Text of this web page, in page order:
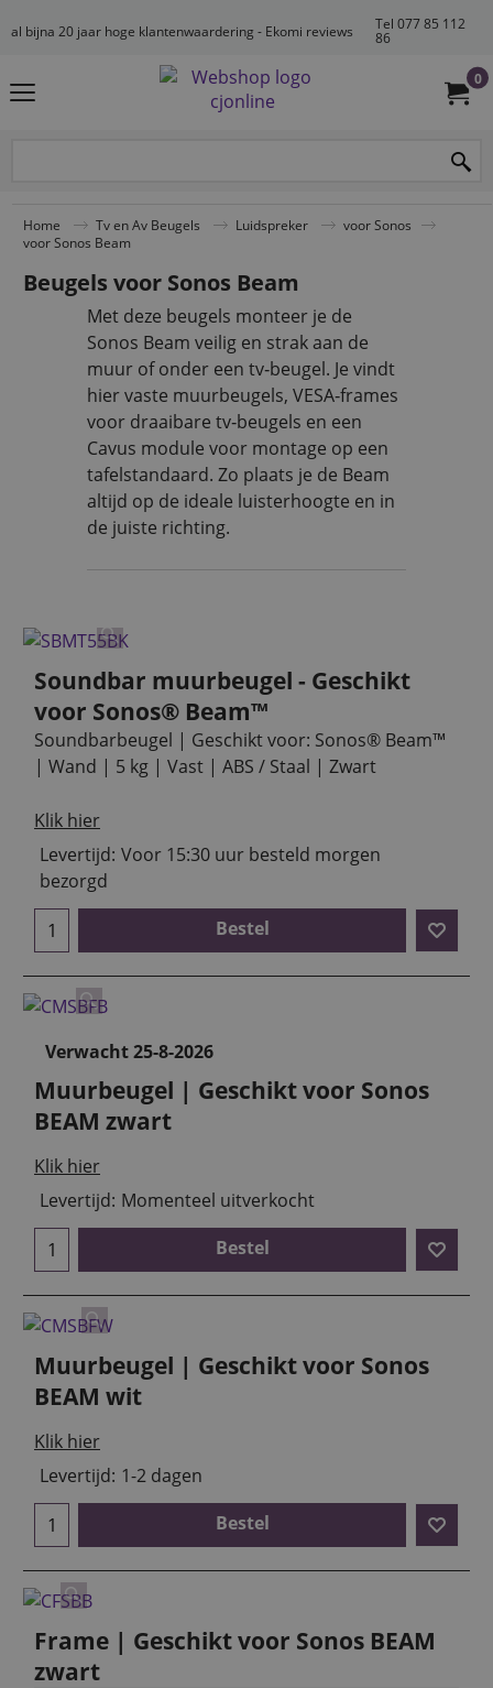
al bijna 20 jaar hoge klantenwaardering - Ekomi reviews
Tel 077 85 112
86
0
Home Tv en Av Beugels Luidspreker
voor Sonos
voor Sonos Beam
Beugels voor Sonos Beam
Met deze beugels monteer je de
Sonos Beam veilig en strak aan de
muur of onder een tv‑beugel. Je vindt
hier vaste muurbeugels, VESA‑frames
voor draaibare tv‑beugels en een
Cavus module voor montage op een
tafelstandaard. Zo plaats je de Beam
altijd op de ideale luisterhoogte en in
de juiste richting.
Soundbar muurbeugel - Geschikt
voor Sonos® Beam™
Soundbarbeugel | Geschikt voor: Sonos® Beam™
| Wand | 5 kg | Vast | ABS / Staal | Zwart
Klik hier
Levertijd: Voor 15:30 uur besteld morgen
bezorgd
Bestel
Verwacht 25-8-2026
Muurbeugel | Geschikt voor Sonos
BEAM zwart
Klik hier
Levertijd: Momenteel uitverkocht
Bestel
Muurbeugel | Geschikt voor Sonos
BEAM wit
Klik hier
Levertijd: 1-2 dagen
Bestel
Frame | Geschikt voor Sonos BEAM
zwart